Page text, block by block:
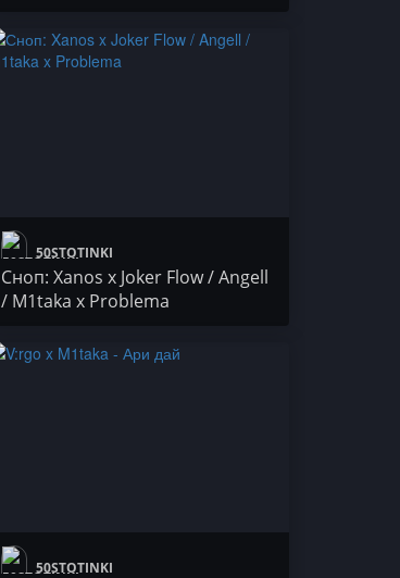
50STOTINKI
Сноп: Xanos x Joker Flow / Angell
/ M1taka x Problema
50STOTINKI